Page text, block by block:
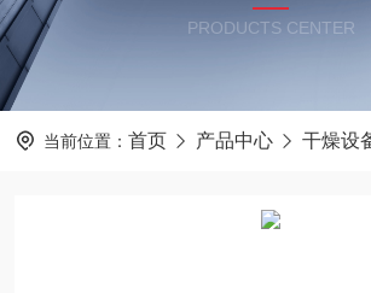
PRODUCTS CENTER
当前位置： 首页 产品中心 干燥设